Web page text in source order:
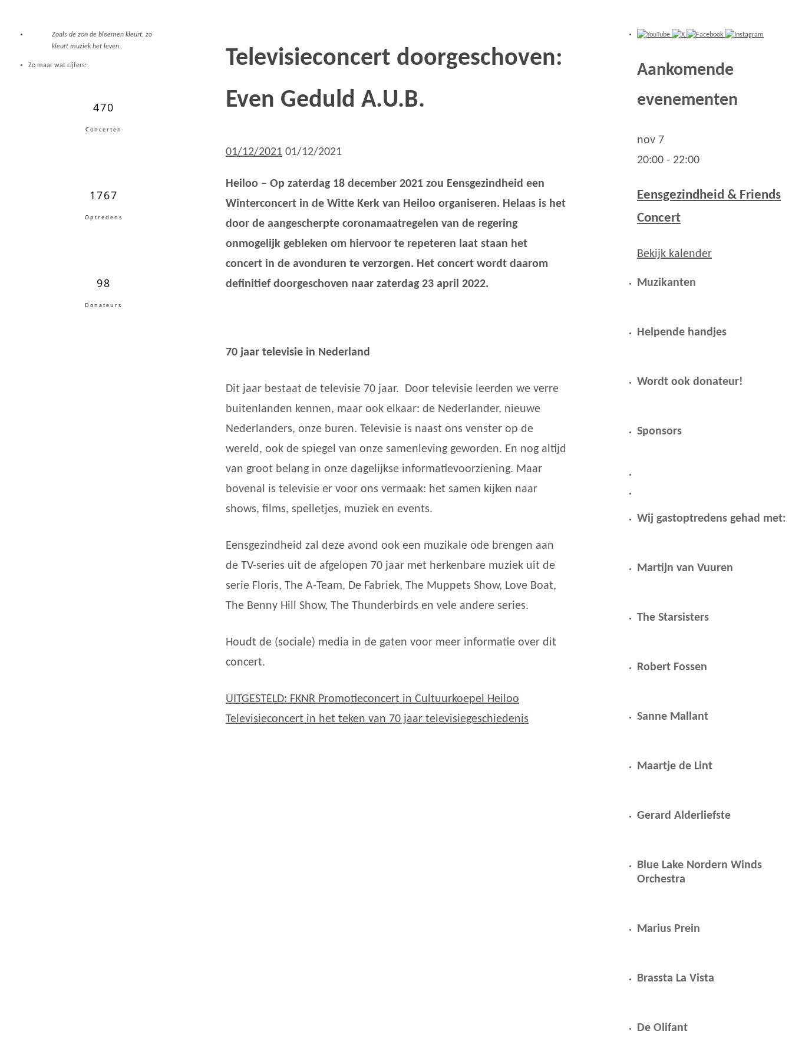
Televisieconcert doorgeschoven:
Even Geduld A.U.B.
01/12/2021 01/12/2021
Heiloo – Op zaterdag 18 december 2021 zou Eensgezindheid een
Winterconcert in de Witte Kerk van Heiloo organiseren. Helaas is het
door de aangescherpte coronamaatregelen van de regering
onmogelijk gebleken om hiervoor te repeteren laat staan het
concert in de avonduren te verzorgen. Het concert wordt daarom
definitief doorgeschoven naar zaterdag 23 april 2022.
70 jaar televisie in Nederland
Dit jaar bestaat de televisie 70 jaar. Door televisie leerden we verre
buitenlanden kennen, maar ook elkaar: de Nederlander, nieuwe
Nederlanders, onze buren. Televisie is naast ons venster op de
wereld, ook de spiegel van onze samenleving geworden. En nog altijd
van groot belang in onze dagelijkse informatievoorziening. Maar
bovenal is televisie er voor ons vermaak: het samen kijken naar
shows, films, spelletjes, muziek en events.
Eensgezindheid zal deze avond ook een muzikale ode brengen aan
de TV-series uit de afgelopen 70 jaar met herkenbare muziek uit de
serie Floris, The A-Team, De Fabriek, The Muppets Show, Love Boat,
The Benny Hill Show, The Thunderbirds en vele andere series.
Houdt de (sociale) media in de gaten voor meer informatie over dit
concert.
UITGESTELD: FKNR Promotieconcert in Cultuurkoepel Heiloo
Televisieconcert in het teken van 70 jaar televisiegeschiedenis
Zoals de zon de bloemen kleurt, zo
kleurt muziek het leven..
Zo maar wat cijfers:
470
Concerten
1767
Optredens
98
Donateurs
Aankomende
evenementen
nov 7
20:00 - 22:00
Eensgezindheid & Friends
Concert
Bekijk kalender
Muzikanten
Helpende handjes
Wordt ook donateur!
Sponsors
Wij gastoptredens gehad met:
Martijn van Vuuren
The Starsisters
Robert Fossen
Sanne Mallant
Maartje de Lint
Gerard Alderliefste
Blue Lake Nordern Winds
Orchestra
Marius Prein
Brassta La Vista
De Olifant